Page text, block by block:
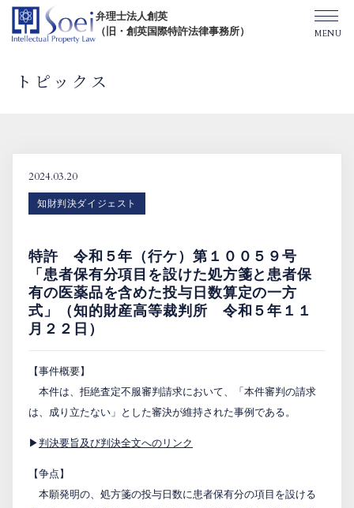
弁理士法人創英
（旧・創英国際特許法律事務所）
弁理士紹介
TOPICS/出版物/セミナー
SHIP（米国直接出願）
PCTnavi
Blog
創英設樂法律事務所
トピックス
2024.03.20
知財判決ダイジェスト
特許 令和５年（行ケ）第１００５９号
「患者保有分項目を設けた処方箋と患者保
有の医薬品を含めた投与日数算定の一方
式」（知的財産高等裁判所 令和５年１１
月２２日）
【事件概要】
本件は、拒絶査定不服審判請求において、「本件審判の請求
は、成り立たない」とした審決が維持された事例である。
▶ 判決要旨及び判決全文へのリンク
【争点】
本願発明の、処方箋の投与日数に患者保有分の項目を設ける